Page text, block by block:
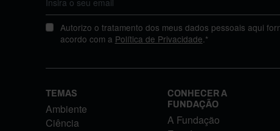
Autorizo o tratamento dos meus dados pessoais aqui
acordo com a Política de Privacidade.*
TEMAS
Ambiente
Ciência
CONHECER A
FUNDAÇÃO
A Fundação